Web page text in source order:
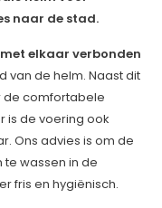
naar de stad.
elkaar verbonden
van de helm. Naast dit
de comfortabele
is de voering ook
Ons advies is om de
wassen in de
fris en hygiënisch.